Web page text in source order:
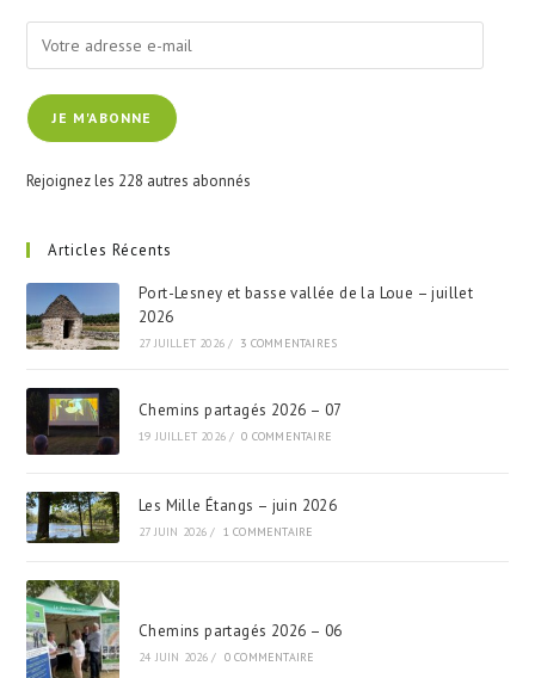
Votre
adresse
e-
mailJE M'ABONNE
Rejoignez les 228 autres abonnés
Articles Récents
Port-Lesney et basse vallée de la Loue – juillet
2026
27 JUILLET 2026 / 3 COMMENTAIRES
Chemins partagés 2026 – 07
19 JUILLET 2026 / 0 COMMENTAIRE
Les Mille Étangs – juin 2026
27 JUIN 2026 / 1 COMMENTAIRE
Chemins partagés 2026 – 06
24 JUIN 2026 / 0 COMMENTAIRE